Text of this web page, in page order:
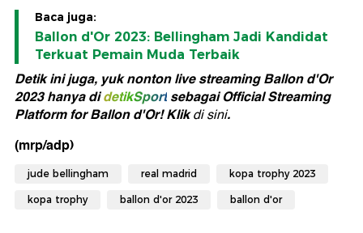
Baca juga:
Ballon d'Or 2023: Bellingham Jadi Kandidat
Terkuat Pemain Muda Terbaik
Detik ini juga, yuk nonton live streaming Ballon d'Or
2023 hanya didetikSportsebagai Official Streaming
Platform for Ballon d'Or! Klikdi sini.
(mrp/adp)
jude bellingham real madrid kopa trophy 2023
kopa trophy ballon d'or 2023 ballon d'or